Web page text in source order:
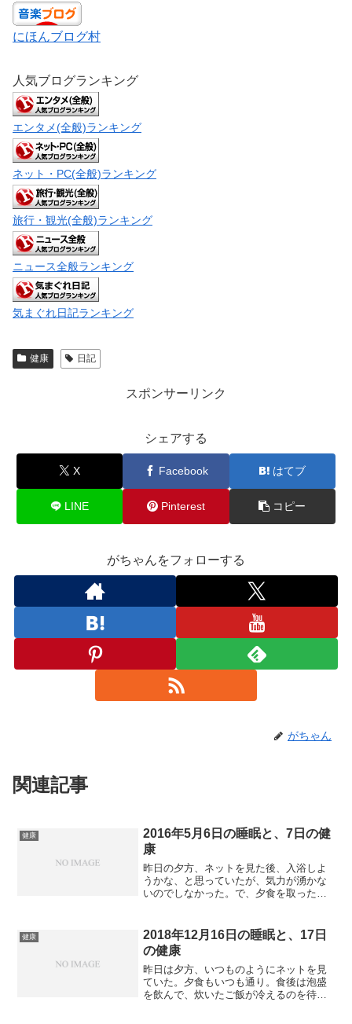
にほんブログ村
人気ブログランキング
エンタメ(全般)ランキング
ネット・PC(全般)ランキング
旅行・観光(全般)ランキング
ニュース全般ランキング
気まぐれ日記ランキング
健康 日記
スポンサーリンク
シェアする
X Facebook はてブ
LINE Pinterest コピー
がちゃんをフォローする
がちゃん
関連記事
健康
2016年5月6日の睡眠と、7日の健
康
昨日の夕方、ネットを見た後、入浴しよ
うかな、と思っていたが、気力が湧かな
いのでしなかった。で、夕食を取った
ようと思い立った。クリーンインストー
ルしてしまえば、ウイ...
健康
2018年12月16日の睡眠と、17日
の健康
昨日は夕方、いつものようにネットを見
ていた。夕食もいつも通り。食後は泡盛
を飲んで、炊いたご飯が冷えるのを待